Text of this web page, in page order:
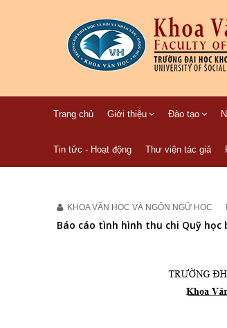
Trang chủ Giới thiệu Đào tạo
Tin tức - Hoạt động Thư viện tác giả
KHOA VĂN HỌC VÀ NGÔN NGỮ HỌC
Báo cáo tình hình thu chi Quỹ học